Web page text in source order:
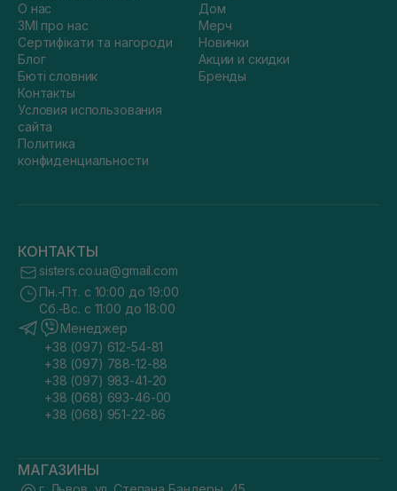
О нас
ЗМІ про нас
Сертифікати та нагороди
Блог
Бюті словник
Контакты
Условия использования
сайта
Политика
конфиденциальности
Дом
Мерч
Новинки
Акции и скидки
Бренды
КОНТАКТЫ
sisters.co.ua@gmail.com
Пн.-Пт. с 10:00 до 19:00
Сб.-Вс. с 11:00 до 18:00
Менеджер
+38 (097) 612-54-81
+38 (097) 788-12-88
+38 (097) 983-41-20
+38 (068) 693-46-00
+38 (068) 951-22-86
МАГАЗИНЫ